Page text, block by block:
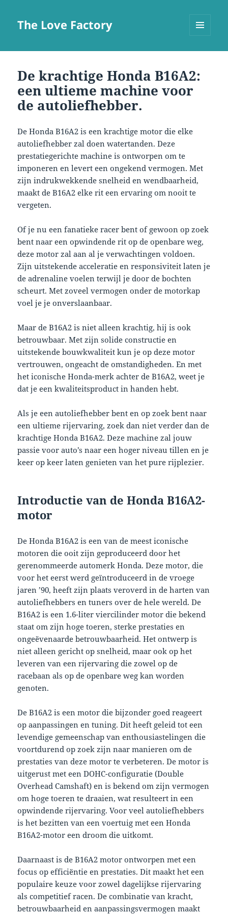
The Love Factory
De krachtige Honda B16A2:
een ultieme machine voor
de autoliefhebber.
De Honda B16A2 is een krachtige motor die elke
autoliefhebber zal doen watertanden. Deze
prestatiegerichte machine is ontworpen om te
imponeren en levert een ongekend vermogen. Met
zijn indrukwekkende snelheid en wendbaarheid,
maakt de B16A2 elke rit een ervaring om nooit te
vergeten.
Of je nu een fanatieke racer bent of gewoon op zoek
bent naar een opwindende rit op de openbare weg,
deze motor zal aan al je verwachtingen voldoen.
Zijn uitstekende acceleratie en responsiviteit laten je
de adrenaline voelen terwijl je door de bochten
scheurt. Met zoveel vermogen onder de motorkap
voel je je onverslaanbaar.
Maar de B16A2 is niet alleen krachtig, hij is ook
betrouwbaar. Met zijn solide constructie en
uitstekende bouwkwaliteit kun je op deze motor
vertrouwen, ongeacht de omstandigheden. En met
het iconische Honda-merk achter de B16A2, weet je
dat je een kwaliteitsproduct in handen hebt.
Als je een autoliefhebber bent en op zoek bent naar
een ultieme rijervaring, zoek dan niet verder dan de
krachtige Honda B16A2. Deze machine zal jouw
passie voor auto’s naar een hoger niveau tillen en je
keer op keer laten genieten van het pure rijplezier.
Introductie van de Honda B16A2-
motor
De Honda B16A2 is een van de meest iconische
motoren die ooit zijn geproduceerd door het
gerenommeerde automerk Honda. Deze motor, die
voor het eerst werd geïntroduceerd in de vroege
jaren ’90, heeft zijn plaats veroverd in de harten van
autoliefhebbers en tuners over de hele wereld. De
B16A2 is een 1.6-liter viercilinder motor die bekend
staat om zijn hoge toeren, sterke prestaties en
ongeëvenaarde betrouwbaarheid. Het ontwerp is
niet alleen gericht op snelheid, maar ook op het
leveren van een rijervaring die zowel op de
racebaan als op de openbare weg kan worden
genoten.
De B16A2 is een motor die bijzonder goed reageert
op aanpassingen en tuning. Dit heeft geleid tot een
levendige gemeenschap van enthousiastelingen die
voortdurend op zoek zijn naar manieren om de
prestaties van deze motor te verbeteren. De motor is
uitgerust met een DOHC-configuratie (Double
Overhead Camshaft) en is bekend om zijn vermogen
om hoge toeren te draaien, wat resulteert in een
opwindende rijervaring. Voor veel autoliefhebbers
is het bezitten van een voertuig met een Honda
B16A2-motor een droom die uitkomt.
Daarnaast is de B16A2 motor ontworpen met een
focus op efficiëntie en prestaties. Dit maakt het een
populaire keuze voor zowel dagelijkse rijervaring
als competitief racen. De combinatie van kracht,
betrouwbaarheid en aanpassingsvermogen maakt